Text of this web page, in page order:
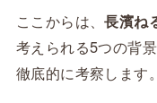
ここからは、長濱ね
考えられる5つの背
徹底的に考察します。